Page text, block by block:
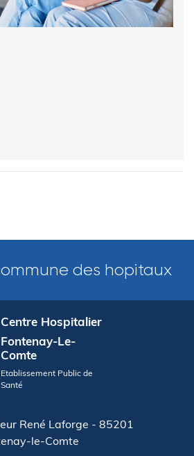
des hopitaux
Centre Hospitalier
Fontenay-Le-
Comte
Etablissement Public de
Santé
René Laforge - 85201
le-Comte